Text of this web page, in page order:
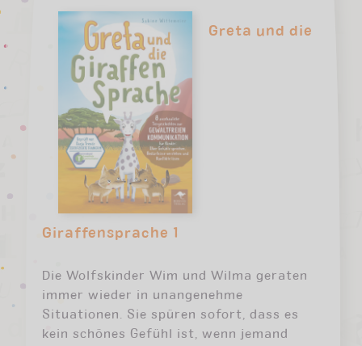
Greta und die
Giraffensprache 1
Die Wolfskinder Wim und Wilma geraten
immer wieder in unangenehme
Situationen. Sie spüren sofort, dass es
kein schönes Gefühl ist, wenn jemand